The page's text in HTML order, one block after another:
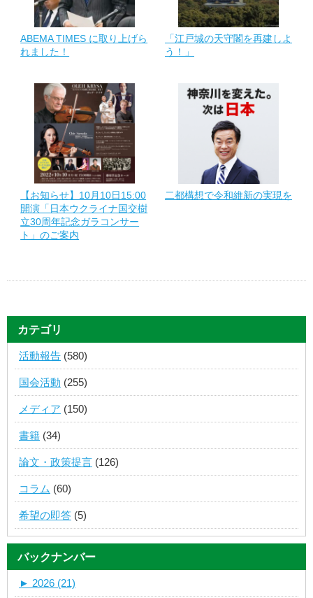
ABEMA TIMES に取り上げら
れました！
「江戸城の天守閣を再建しよ
う！」
【お知らせ】10月10日15:00
開演「日本ウクライナ国交樹
立30周年記念ガラコンサー
ト」のご案内
二都構想で令和維新の実現を
カテゴリ
活動報告 (580)
国会活動 (255)
メディア (150)
書籍 (34)
論文・政策提言 (126)
コラム (60)
希望の即答 (5)
バックナンバー
► 2026 (21)